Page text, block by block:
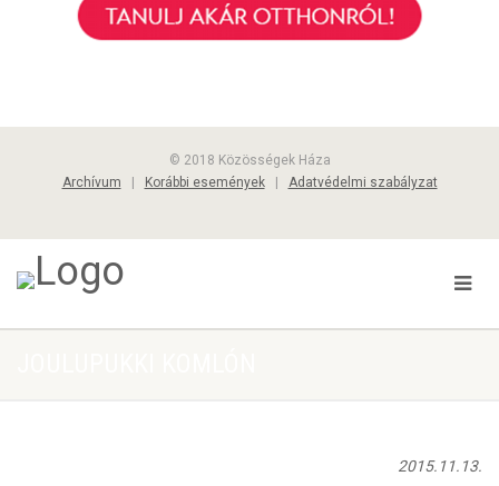
© 2018 Közösségek Háza
Archívum
Korábbi események| Adatvédelmi szabályzat
2015.11.13.